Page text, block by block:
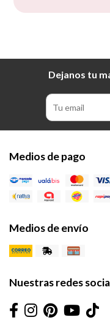
Dejanos tu
Medios de pago
Medios de envío
Nuestras redes